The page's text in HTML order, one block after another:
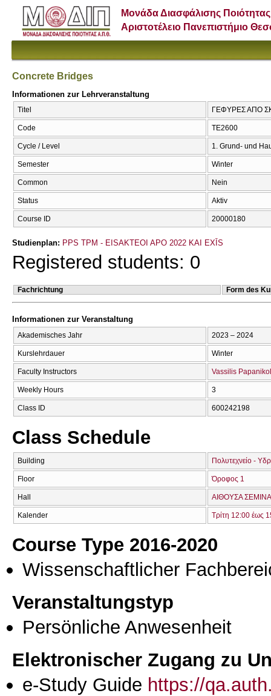
Μονάδα Διασφάλισης Ποιότητας
Αριστοτέλειο Πανεπιστήμιο
Concrete Bridges
Informationen zur Lehrveranstaltung
Titel ΓΕΦΥΡΕΣ ΑΠΟ
Code ΤΕ2600
Cycle / Level 1. Grund- und
Semester Winter
Common Nein
Status Aktiv
Course ID 20000180
Studienplan: PPS TPM - EISAKTEOI APO 2022 KAI EXĪS
Registered students: 0
Fachrichtung Form des
Informationen zur Veranstaltung
Akademisches Jahr 2023 – 2024
Kurslehrdauer Winter
Faculty Instructors Vassilis
Weekly Hours 3
Class ID 600242198
Class Schedule
Building Πολυτεχνείο -
Floor Όροφος 1
Hall ΑΙΘΟΥΣΑ
Kalender Τρίτη 12:00 έως
Course Type 2016-2020
Wissenschaftlicher
Veranstaltungstyp
Persönliche Anwesenheit
Elektronischer Zugang zu
e-Study Guide https://